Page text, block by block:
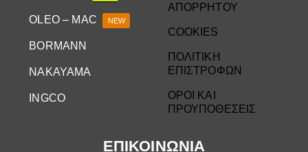
ΕΠΙΚΟΙΝΩΝΙΑ
OLEO – MAC NEW
BORMANN
NAKAYAMA
INGCO
ΑΠΟΡΡΗΤΟΥ
COOKIES
ΠΟΛΙΤΙΚΗ
ΕΠΙΣΤΡΟΦΩΝ
ΟΡΟΙ ΚΑΙ
ΠΡΟΥΠΟΘΕΣΕΙΣ